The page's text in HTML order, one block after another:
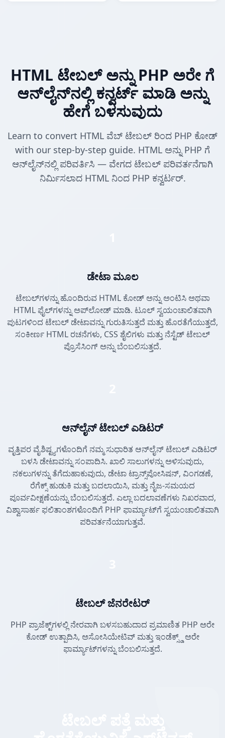
HTML ಟೇಬಲ್ ಅನ್ನು PHP ಅರೇ ಗೆ
ಆನ್‌ಲೈನ್‌ನಲ್ಲಿ ಕನ್ವರ್ಟ್ ಮಾಡಿ ಅನ್ನು
ಹೇಗೆ ಬಳಸುವುದು
Learn to convert HTML ವೆಬ್ ಟೇಬಲ್ ರಿಂದ PHP ಕೋಡ್
with our step-by-step guide. HTML ಅನ್ನು PHP ಗೆ
ಆನ್‌ಲೈನ್‌ನಲ್ಲಿ ಪರಿವರ್ತಿಸಿ — ವೇಗದ ಟೇಬಲ್ ಪರಿವರ್ತನೆಗಾಗಿ
ನಿರ್ಮಿಸಲಾದ HTML ನಿಂದ PHP ಕನ್ವರ್ಟರ್.
ಡೇಟಾ ಮೂಲ
ಟೇಬಲ್‌ಗಳನ್ನು ಹೊಂದಿರುವ HTML ಕೋಡ್ ಅನ್ನು ಅಂಟಿಸಿ ಅಥವಾ
HTML ಫೈಲ್‌ಗಳನ್ನು ಅಪ್‌ಲೋಡ್ ಮಾಡಿ. ಟೂಲ್ ಸ್ವಯಂಚಾಲಿತವಾಗಿ
ಪುಟಗಳಿಂದ ಟೇಬಲ್ ಡೇಟಾವನ್ನು ಗುರುತಿಸುತ್ತದೆ ಮತ್ತು ಹೊರತೆಗೆಯುತ್ತದೆ,
ಸಂಕೀರ್ಣ HTML ರಚನೆಗಳು, CSS ಶೈಲಿಗಳು ಮತ್ತು ನೆಸ್ಟೆಡ್ ಟೇಬಲ್
ಪ್ರೊಸೆಸಿಂಗ್ ಅನ್ನು ಬೆಂಬಲಿಸುತ್ತದೆ.
ಆನ್‌ಲೈನ್ ಟೇಬಲ್ ಎಡಿಟರ್
ವೃತ್ತಿಪರ ವೈಶಿಷ್ಟ್ಯಗಳೊಂದಿಗೆ ನಮ್ಮ ಸುಧಾರಿತ ಆನ್‌ಲೈನ್ ಟೇಬಲ್ ಎಡಿಟರ್
ಬಳಸಿ ಡೇಟಾವನ್ನು ಸಂಪಾದಿಸಿ. ಖಾಲಿ ಸಾಲುಗಳನ್ನು ಅಳಿಸುವುದು,
ನಕಲುಗಳನ್ನು ತೆಗೆದುಹಾಕುವುದು, ಡೇಟಾ ಟ್ರಾನ್ಸ್‌ಪೋಸಿಷನ್, ವಿಂಗಡಣೆ,
ರೆಗೆಕ್ಸ್ ಹುಡುಕಿ ಮತ್ತು ಬದಲಾಯಿಸಿ, ಮತ್ತು ನೈಜ-ಸಮಯದ
ಪೂರ್ವವೀಕ್ಷಣೆಯನ್ನು ಬೆಂಬಲಿಸುತ್ತದೆ. ಎಲ್ಲಾ ಬದಲಾವಣೆಗಳು ನಿಖರವಾದ,
ವಿಶ್ವಾಸಾರ್ಹ ಫಲಿತಾಂಶಗಳೊಂದಿಗೆ PHP ಫಾರ್ಮ್ಯಾಟ್‌ಗೆ ಸ್ವಯಂಚಾಲಿತವಾಗಿ
ಪರಿವರ್ತನೆಯಾಗುತ್ತವೆ.
ಟೇಬಲ್ ಜೆನರೇಟರ್
PHP ಪ್ರಾಜೆಕ್ಟ್‌ಗಳಲ್ಲಿ ನೇರವಾಗಿ ಬಳಸಬಹುದಾದ ಪ್ರಮಾಣಿತ PHP ಅರೇ
ಕೋಡ್ ಉತ್ಪಾದಿಸಿ, ಅಸೋಸಿಯೇಟಿವ್ ಮತ್ತು ಇಂಡೆಕ್ಸ್ಡ್ ಅರೇ
ಫಾರ್ಮ್ಯಾಟ್‌ಗಳನ್ನು ಬೆಂಬಲಿಸುತ್ತದೆ.